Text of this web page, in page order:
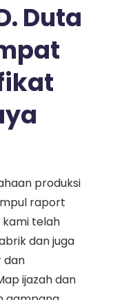
Duta
produksi
raport
kami telah
dan juga
dan
ijazah dan